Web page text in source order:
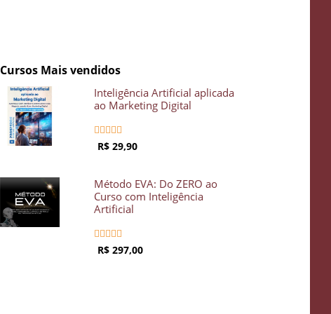
Cursos Mais vendidos
Inteligência Artificial aplicada
ao Marketing Digital
    
R$ 29,90
Método EVA: Do ZERO ao
Curso com Inteligência
Artificial
    
R$ 297,00